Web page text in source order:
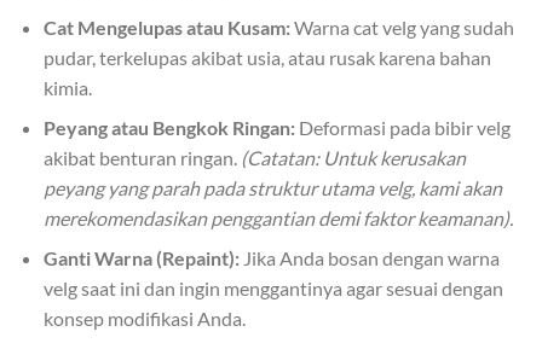
Cat Mengelupas atau Kusam:Warna cat velg yang sudah
pudar, terkelupas akibat usia, atau rusak karena bahan
kimia.
Peyang atau Bengkok Ringan:Deformasi pada bibir velg
akibat benturan ringan. (Catatan: Untuk kerusakan
peyang yang parah pada struktur utama velg, kami akan
merekomendasikan penggantian demi faktor keamanan).
Ganti Warna (Repaint):Jika Anda bosan dengan warna
velg saat ini dan ingin menggantinya agar sesuai dengan
konsep modifikasi Anda.